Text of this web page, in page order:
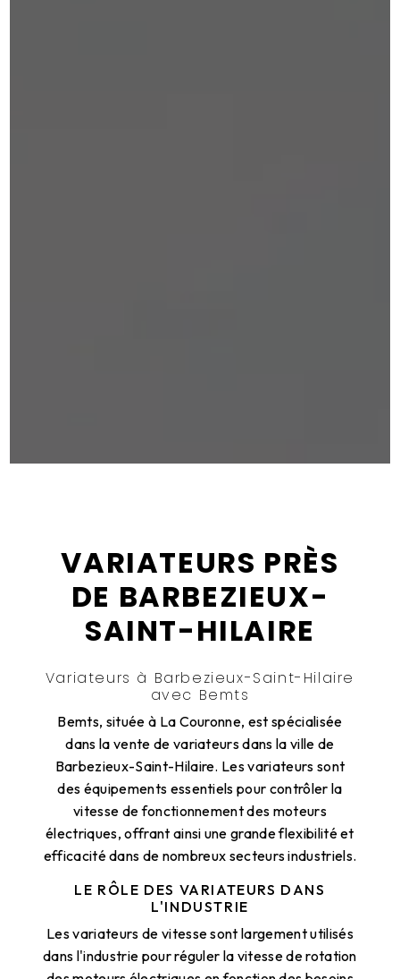
VARIATEURS PRÈS
DE BARBEZIEUX-
SAINT-HILAIRE
Variateurs à Barbezieux-Saint-Hilaire
avec Bemts
Bemts, située à La Couronne, est spécialisée
dans la vente de variateurs dans la ville de
Barbezieux-Saint-Hilaire. Les variateurs sont
des équipements essentiels pour contrôler la
vitesse de fonctionnement des moteurs
électriques, offrant ainsi une grande flexibilité et
efficacité dans de nombreux secteurs industriels.
LE RÔLE DES VARIATEURS DANS
L'INDUSTRIE
Les variateurs de vitesse sont largement utilisés
dans l'industrie pour réguler la vitesse de rotation